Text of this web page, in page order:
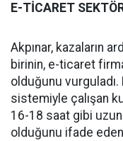
E-TİCARET
Akpınar, kazaların
birinin, e-ticaret
olduğunu
sistemiyle çalışan
16-18 saat gibi
olduğunu ifade eden